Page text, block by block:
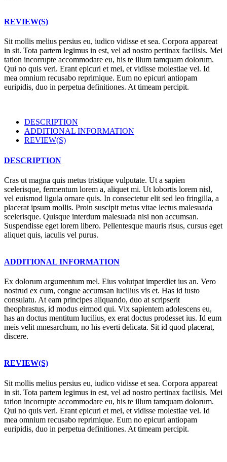
REVIEW(S)
Sit mollis melius persius eu, iudico vidisse et sea. Corpora appareat
in sit. Tota partem legimus in est, vel ad nostro pertinax facilisis. Mei
tation incorrupte accommodare eu, his te illum tamquam dolorum.
Qui no quis veri. Erant epicuri et mei, et vidisse molestiae vel. Id
mea omnium recusabo reprimique. Eum no epicuri antiopam
euripidis, duo in perpetua definitiones. At timeam percipit.
DESCRIPTION
ADDITIONAL INFORMATION
REVIEW(S)
DESCRIPTION
Cras ut magna quis metus tristique vulputate. Ut a sapien
scelerisque, fermentum lorem a, aliquet mi. Ut lobortis lorem nisl,
vel euismod ligula ornare quis. In consectetur elit sed leo fringilla, a
placerat ipsum mollis. Proin suscipit metus vitae lectus malesuada
scelerisque. Quisque interdum malesuada nisi non accumsan.
Suspendisse eget lorem libero. Pellentesque mauris risus, cursus eget
aliquet quis, iaculis vel purus.
ADDITIONAL INFORMATION
Ex dolorum argumentum mel. Eius volutpat imperdiet ius an. Vero
nostrud ex cum, congue accumsan lucilius vis et. Has id iusto
consulatu. At eam principes aliquando, duo at scripserit
theophrastus, id modus eirmod qui. Vix sapientem adolescens eu,
has an doctus mentitum lucilius, ex erat doctus prodesset ius. Id eum
meis velit mnesarchum, no his everti delicata. Sit id quod placerat,
discere.
REVIEW(S)
Sit mollis melius persius eu, iudico vidisse et sea. Corpora appareat
in sit. Tota partem legimus in est, vel ad nostro pertinax facilisis. Mei
tation incorrupte accommodare eu, his te illum tamquam dolorum.
Qui no quis veri. Erant epicuri et mei, et vidisse molestiae vel. Id
mea omnium recusabo reprimique. Eum no epicuri antiopam
euripidis, duo in perpetua definitiones. At timeam percipit.